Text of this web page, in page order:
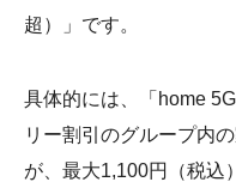
超）」です。
具体的には、「home
リー割引のグループ内
が、最大1,100円（税込